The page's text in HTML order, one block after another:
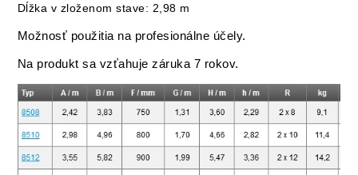
Dĺžka v zloženom stave: 2,98 m
Možnosť použitia na profesionálne účely.
Na produkt sa vzťahuje záruka 7 rokov.